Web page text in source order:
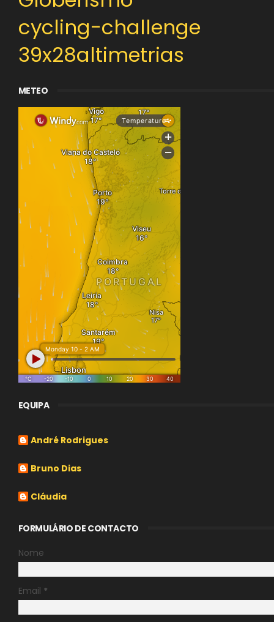
cycling-challenge
39x28altimetrias
METEO
EQUIPA
André Rodrigues
Bruno Dias
Cláudia
FORMULÁRIO DE CONTACTO
Nome
Email *